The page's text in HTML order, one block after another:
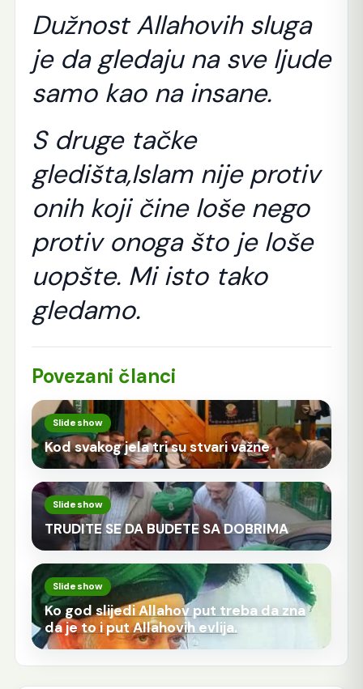
Dužnost Allahovih sluga
je da gledaju na sve ljude
samo kao na insane.
S druge tačke
gledišta,Islam nije protiv
onih koji čine loše nego
protiv onoga što je loše
uopšte. Mi isto tako
gledamo.
Povezani članci
Slideshow
Kod svakog jela tri su stvari važne
Slideshow
TRUDITE SE DA BUDETE SA DOBRIMA
Slideshow
Ko god slijedi Allahov put treba da zna
da je to i put Allahovih evlija.